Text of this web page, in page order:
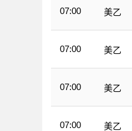
07:00 美乙
07:00 美乙
07:00 美乙
07:00 美乙